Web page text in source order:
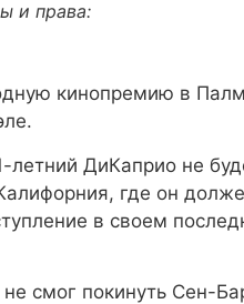
и права:
кинопремию в
летний ДиКаприо не
где он
в своем
смог покинуть Сен-